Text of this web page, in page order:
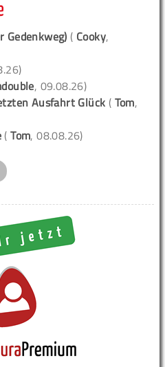
Gedenkweg) ( Cooky,
, 09.08.26)
Ausfahrt Glück ( Tom,
(Tom, 08.08.26)